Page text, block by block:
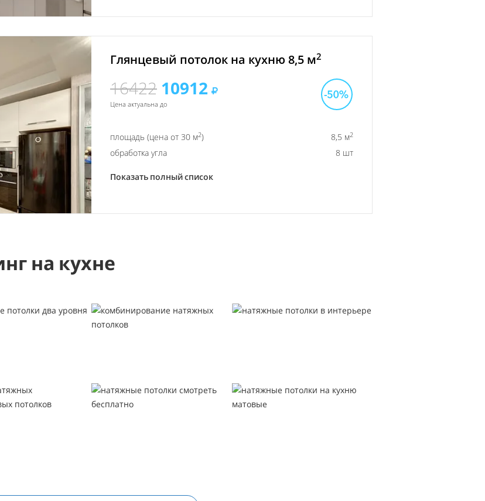
Глянцевый потолок на кухню 8,5 м2
16422 10912
Цена актуальна до
площадь (цена от 30 м2) 8,5 м2
обработка угла 8 шт
Показать полный список
на кухне